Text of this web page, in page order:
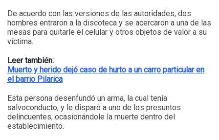
De acuerdo con las versiones de las autoridades, dos
hombres entraron a la discoteca y se acercaron a una de las
mesas para quitarle el celular y otros objetos de valor a su
víctima.
Leer también:
Muerto y herido dejó caso de hurto a un carro particular en
el barrio Pilarica
Esta persona desenfundó un arma, la cual tenía
salvoconducto, y le disparó a uno de los presuntos
delincuentes, ocasionándole la muerte dentro del
establecimiento.